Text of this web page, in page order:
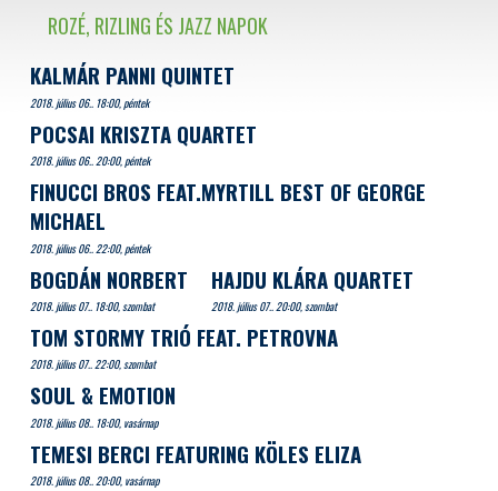
ROZÉ, RIZLING ÉS JAZZ NAPOK
KALMÁR PANNI QUINTET
2018. július 06.. 18:00, péntek
POCSAI KRISZTA QUARTET
2018. július 06.. 20:00, péntek
FINUCCI BROS FEAT.MYRTILL BEST OF GEORGE
MICHAEL
2018. július 06.. 22:00, péntek
BOGDÁN NORBERT
2018. július 07.. 18:00, szombat
HAJDU KLÁRA QUARTET
2018. július 07.. 20:00, szombat
TOM STORMY TRIÓ FEAT. PETROVNA
2018. július 07.. 22:00, szombat
SOUL & EMOTION
2018. július 08.. 18:00, vasárnap
TEMESI BERCI FEATURING KÖLES ELIZA
2018. július 08.. 20:00, vasárnap